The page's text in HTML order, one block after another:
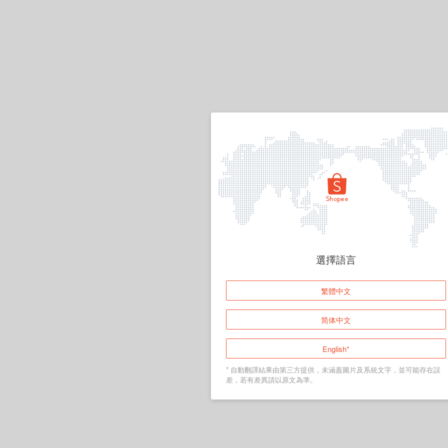
頁面無法顯示
登入
返回首頁
選擇語言
繁體中文
简体中文
English*
* 自動翻譯結果由第三方提供，未涵蓋圖片及系統文字，並可能存在誤
差，若有差異請以原文為準。